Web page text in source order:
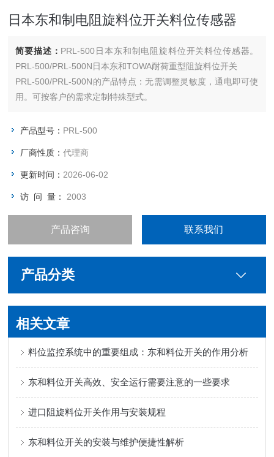
日本东和制电阻旋料位开关料位传感器
简要描述： PRL-500日本东和制电阻旋料位开关料位传感器。
PRL-500/PRL-500N日本东和TOWA耐荷重型阻旋料位开关
PRL-500/PRL-500N的产品特点：无需调整灵敏度，通电即可使
用。可按客户的需求定制特殊型式。
产品型号： PRL-500
厂商性质：代理商
更新时间： 2026-06-02
访 问 量： 2003
产品咨询 联系我们
产品分类
相关文章
料位监控系统中的重要组成：东和料位开关的作用分析
东和料位开关高效、安全运行需要注意的一些要求
进口阻旋料位开关作用与安装规程
东和料位开关的安装与维护便捷性解析